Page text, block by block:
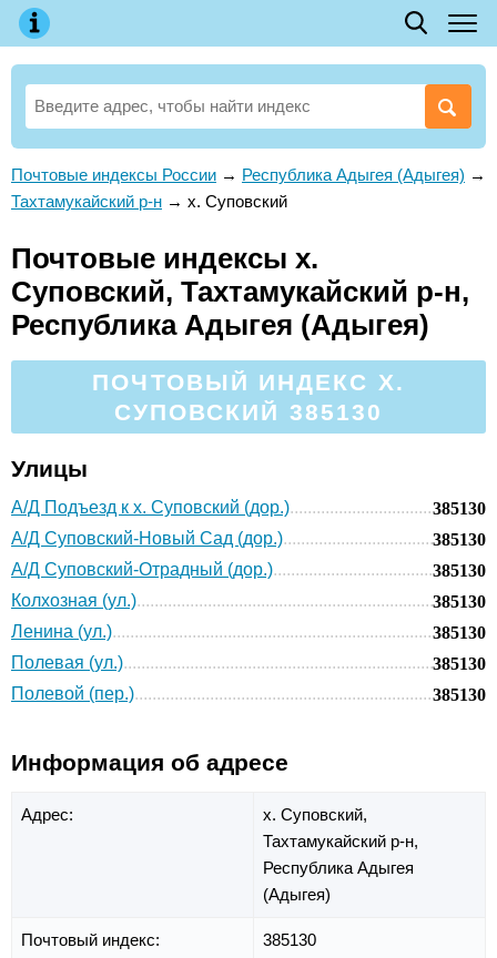
Почтовые индексы России → Республика Адыгея (Адыгея) →
Тахтамукайский р-н → х. Суповский
Почтовые индексы х.
Суповский, Тахтамукайский р-н,
Республика Адыгея (Адыгея)
ПОЧТОВЫЙ ИНДЕКС Х.
СУПОВСКИЙ 385130
Улицы
А/Д Подъезд к х. Суповский (дор.)
385130
А/Д Суповский-Новый Сад (дор.)
385130
А/Д Суповский-Отрадный (дор.)
385130
Колхозная (ул.)
385130
Ленина (ул.)
385130
Полевая (ул.)
385130
Полевой (пер.)
385130
Информация об адресе
Адрес:
х. Суповский,
Тахтамукайский р-н,
Республика Адыгея
(Адыгея)
Почтовый индекс: 385130